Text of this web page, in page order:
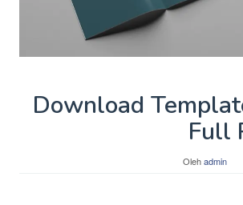
Download
Full
Olehadmin